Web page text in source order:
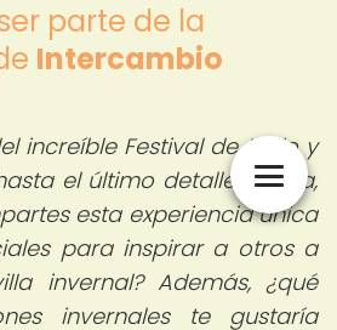
parte de la
Intercambio
increíble Festival de Hielo y
el último detalle! Ahora,
esta experiencia única
para inspirar a otros a
invernal? Además, ¿qué
invernales te gustaría